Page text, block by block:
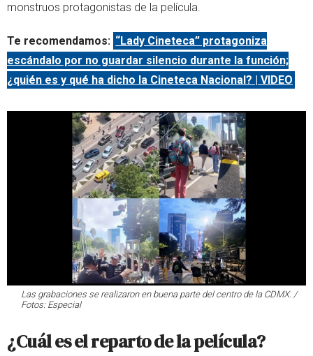
monstruos protagonistas de la película.
Te recomendamos: “Lady Cineteca” protagoniza
escándalo por no guardar silencio durante la función;
¿quién es y qué ha dicho la Cineteca Nacional? | VIDEO
Las grabaciones se realizaron en buena parte del centro de la CDMX. /
Fotos: Especial
¿Cuál es el reparto de la película?